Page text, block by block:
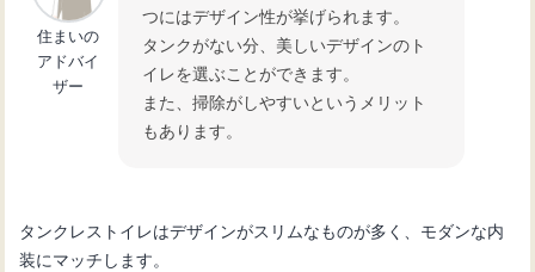
住まいの
アドバイ
ザー
つにはデザイン性が挙げられます。
タンクがない分、美しいデザインのト
イレを選ぶことができます。
また、掃除がしやすいというメリット
もあります。
タンクレストイレはデザインがスリムなものが多く、モダンな内
装にマッチします。